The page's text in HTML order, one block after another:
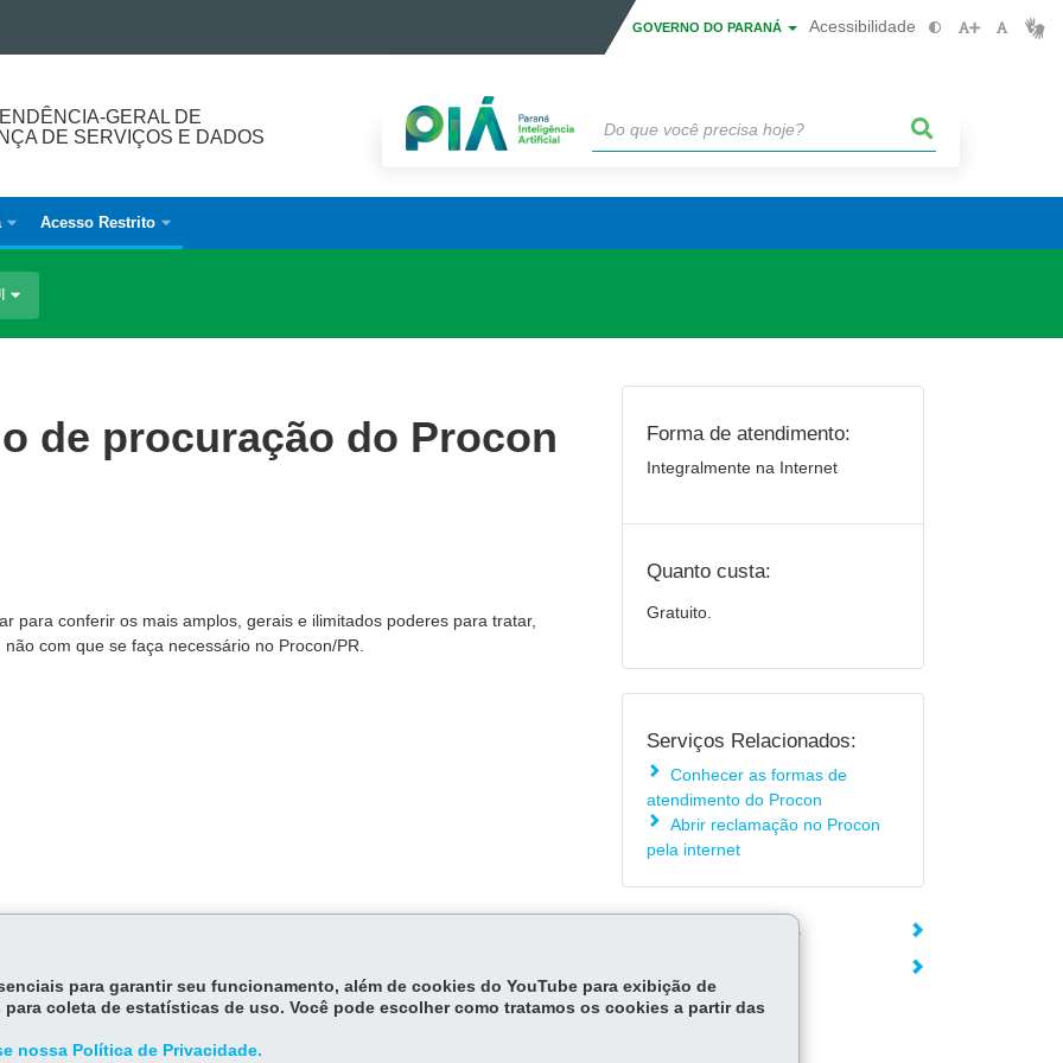
GOVERNO DO PARANÁ Acessibilidade
GERAL DE
DE SERVIÇOS E DADOS
Acesso Restrito
de procuração do Procon
para conferir os mais amplos, gerais e ilimitados poderes para tratar,
com que se faça necessário no Procon/PR.
Forma de atendimento:
Integralmente na Internet
Quanto custa:
Gratuito.
Serviços Relacionados:
Conhecer as formas de
atendimento do Procon
Abrir reclamação no Procon
pela internet
ÓRGÃO RESPONSÁVEL
para garantir seu funcionamento, além de cookies do YouTube para exibição de
coleta de estatísticas de uso. Você pode escolher como tratamos os cookies a partir das
nossa Política de Privacidade.